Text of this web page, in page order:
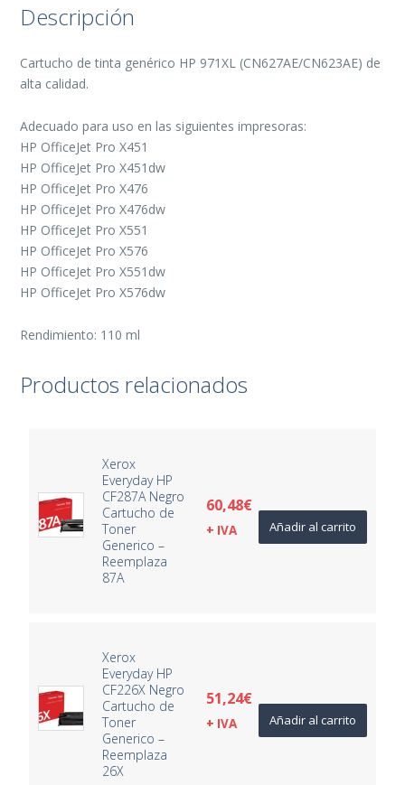
Descripción
Cartucho de tinta genérico HP 971XL (CN627AE/CN623AE) de
alta calidad.
Adecuado para uso en las siguientes impresoras:
HP OfficeJet Pro X451
HP OfficeJet Pro X451dw
HP OfficeJet Pro X476
HP OfficeJet Pro X476dw
HP OfficeJet Pro X551
HP OfficeJet Pro X576
HP OfficeJet Pro X551dw
HP OfficeJet Pro X576dw
Rendimiento: 110 ml
Productos relacionados
Xerox
Everyday HP
CF287A Negro
Cartucho de
Toner
Generico –
Reemplaza
87A
60,48€
+ IVA Añadir al carrito
Xerox
Everyday HP
CF226X Negro
Cartucho de
Toner
Generico –
Reemplaza
26X
51,24€
+ IVA Añadir al carrito